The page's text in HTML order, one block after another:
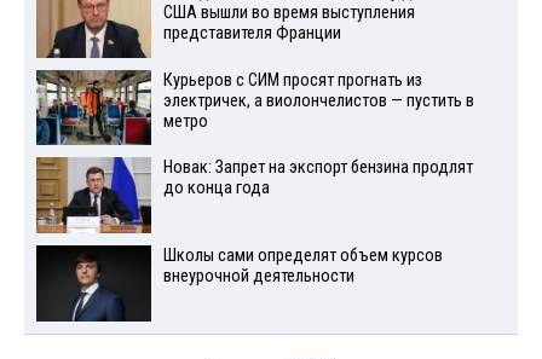
США вышли во время выступления
представителя Франции
Курьеров с СИМ просят прогнать из
электричек, а виолончелистов — пустить в
метро
Новак: Запрет на экспорт бензина продлят
до конца года
Школы сами определят объем курсов
внеурочной деятельности